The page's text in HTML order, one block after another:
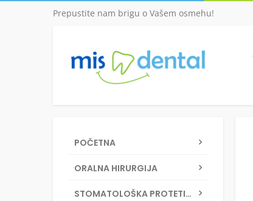
Prepustite nam brigu o Vašem osmehu!
POČETNA
ORALNA HIRURGIJA
STOMATOLOŠKA PROTETIKA